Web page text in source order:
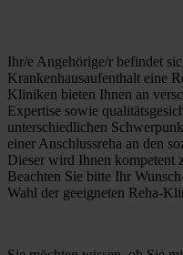
Ihr/e Angehörige/r befindet
Krankenhausaufenthalt eine
Kliniken bieten Ihnen an
Expertise sowie
unterschiedlichen
einer Anschlussreha an den
Dieser wird Ihnen kompetent
Beachten Sie bitte Ihr
Wahl der geeigneten Reha-